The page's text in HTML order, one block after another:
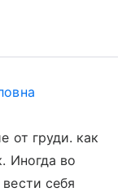
от груди. как
Иногда во
себя